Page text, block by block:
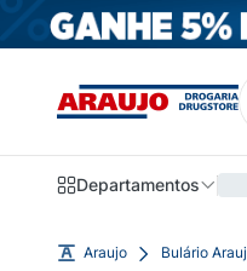
Departamentos
Araujo Bulário